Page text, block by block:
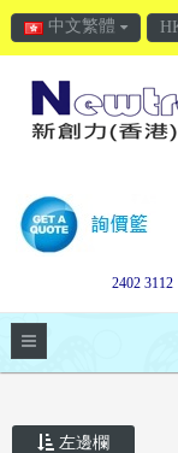
中文繁體
2402 3112
左邊欄